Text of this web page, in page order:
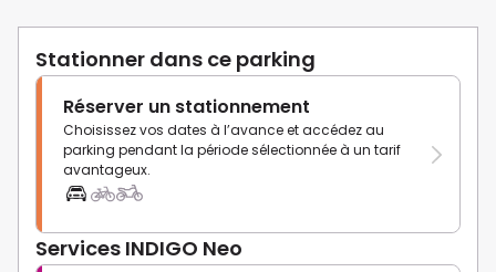
Stationner dans ce parking
Réserver un stationnement
Choisissez vos dates à l’avance et accédez au
parking pendant la période sélectionnée à un tarif
avantageux.
Services INDIGO Neo